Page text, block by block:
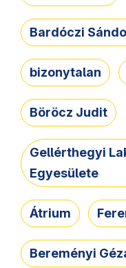
Bardóczi
bizonytalan
Böröcz Judit
Gellérthegyi
Egyesülete
Átrium
Bereményi